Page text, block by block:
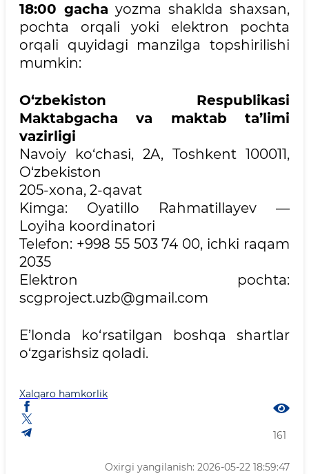
18:00 gacha yozma shaklda shaxsan,
pochta orqali yoki elektron pochta
orqali quyidagi manzilga topshirilishi
mumkin:
O‘zbekiston Respublikasi
Maktabgacha va maktab ta’limi
vazirligi
Navoiy ko‘chasi, 2A, Toshkent 100011,
O‘zbekiston
205-xona, 2-qavat
Kimga: Oyatillo Rahmatillayev —
Loyiha koordinatori
Telefon: +998 55 503 74 00, ichki raqam
2035
Elektron pochta:
scgproject.uzb@gmail.com
E’londa ko‘rsatilgan boshqa shartlar
o‘zgarishsiz qoladi.
Xalqaro hamkorlik
161
Oxirgi yangilanish: 2026-05-22 18:59:47